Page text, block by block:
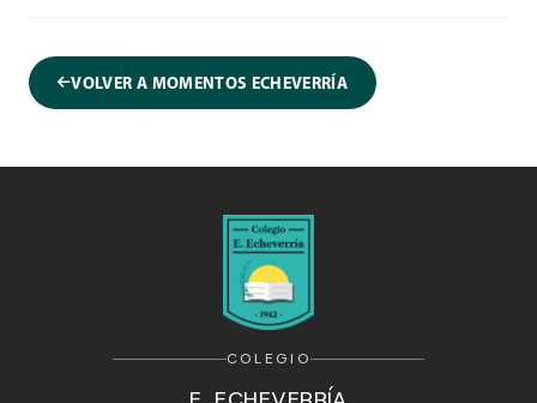
VOLVER A MOMENTOS ECHEVERRÍA
COLEGIO